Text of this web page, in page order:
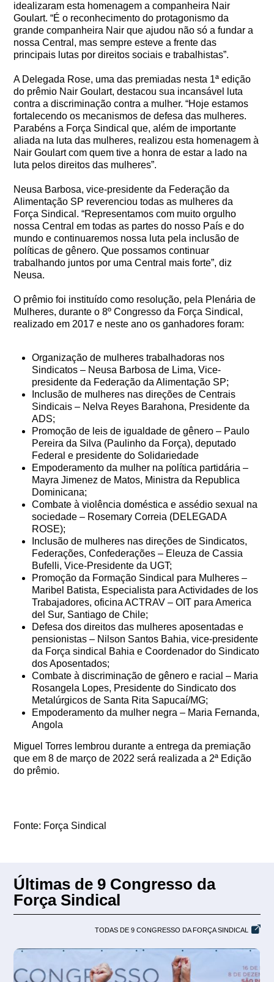
idealizaram esta homenagem a companheira Nair
Goulart. “É o reconhecimento do protagonismo da
grande companheira Nair que ajudou não só a fundar a
nossa Central, mas sempre esteve a frente das
principais lutas por direitos sociais e trabalhistas”.
A Delegada Rose, uma das premiadas nesta 1ª edição
do prêmio Nair Goulart, destacou sua incansável luta
contra a discriminação contra a mulher. “Hoje estamos
fortalecendo os mecanismos de defesa das mulheres.
Parabéns a Força Sindical que, além de importante
aliada na luta das mulheres, realizou esta homenagem à
Nair Goulart com quem tive a honra de estar a lado na
luta pelos direitos das mulheres”.
Neusa Barbosa, vice-presidente da Federação da
Alimentação SP reverenciou todas as mulheres da
Força Sindical. “Representamos com muito orgulho
nossa Central em todas as partes do nosso País e do
mundo e continuaremos nossa luta pela inclusão de
políticas de gênero. Que possamos continuar
trabalhando juntos por uma Central mais forte”, diz
Neusa.
O prêmio foi instituído como resolução, pela Plenária de
Mulheres, durante o 8º Congresso da Força Sindical,
realizado em 2017 e neste ano os ganhadores foram:
Organização de mulheres trabalhadoras nos
Sindicatos – Neusa Barbosa de Lima, Vice-
presidente da Federação da Alimentação SP;
Inclusão de mulheres nas direções de Centrais
Sindicais – Nelva Reyes Barahona, Presidente da
ADS;
Promoção de leis de igualdade de gênero – Paulo
Pereira da Silva (Paulinho da Força), deputado
Federal e presidente do Solidariedade
Empoderamento da mulher na política partidária –
Mayra Jimenez de Matos, Ministra da Republica
Dominicana;
Combate à violência doméstica e assédio sexual na
sociedade – Rosemary Correia (DELEGADA
ROSE);
Inclusão de mulheres nas direções de Sindicatos,
Federações, Confederações – Eleuza de Cassia
Bufelli, Vice-Presidente da UGT;
Promoção da Formação Sindical para Mulheres –
Maribel Batista, Especialista para Actividades de los
Trabajadores, oficina ACTRAV – OIT para America
del Sur, Santiago de Chile;
Defesa dos direitos das mulheres aposentadas e
pensionistas – Nilson Santos Bahia, vice-presidente
da Força sindical Bahia e Coordenador do Sindicato
dos Aposentados;
Combate à discriminação de gênero e racial – Maria
Rosangela Lopes, Presidente do Sindicato dos
Metalúrgicos de Santa Rita Sapucaí/MG;
Empoderamento da mulher negra – Maria Fernanda,
Angola
Miguel Torres lembrou durante a entrega da premiação
que em 8 de março de 2022 será realizada a 2ª Edição
do prêmio.
Fonte: Força Sindical
Últimas de 9 Congresso da
Força Sindical
TODAS DE 9 CONGRESSO DA FORÇA SINDICAL